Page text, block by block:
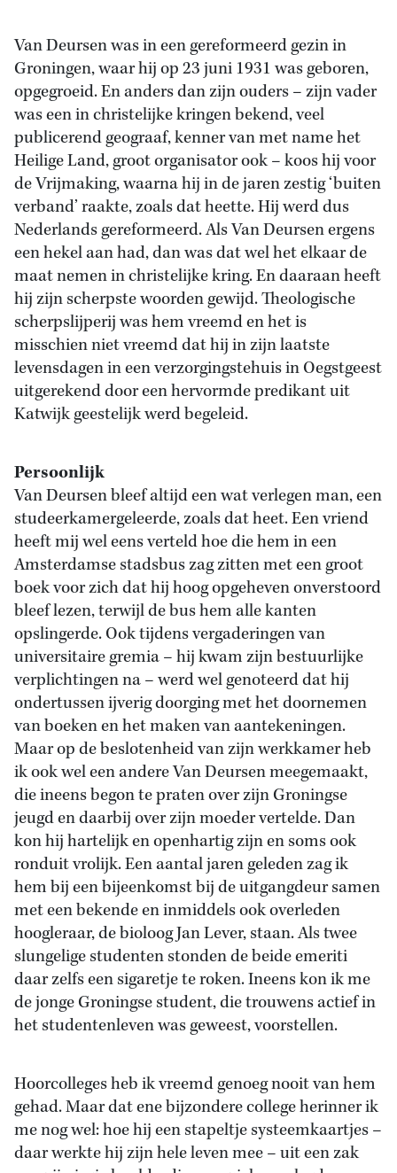
Van Deursen was in een gereformeerd gezin in
Groningen, waar hij op 23 juni 1931 was geboren,
opgegroeid. En anders dan zijn ouders – zijn vader
was een in christelijke kringen bekend, veel
publicerend geograaf, kenner van met name het
Heilige Land, groot organisator ook – koos hij voor
de Vrijmaking, waarna hij in de jaren zestig ‘buiten
verband’ raakte, zoals dat heette. Hij werd dus
Nederlands gereformeerd. Als Van Deursen ergens
een hekel aan had, dan was dat wel het elkaar de
maat nemen in christelijke kring. En daaraan heeft
hij zijn scherpste woorden gewijd. Theologische
scherpslijperij was hem vreemd en het is
misschien niet vreemd dat hij in zijn laatste
levensdagen in een verzorgingstehuis in Oegstgeest
uitgerekend door een hervormde predikant uit
Katwijk geestelijk werd begeleid.
Persoonlijk
Van Deursen bleef altijd een wat verlegen man, een
studeerkamergeleerde, zoals dat heet. Een vriend
heeft mij wel eens verteld hoe die hem in een
Amsterdamse stadsbus zag zitten met een groot
boek voor zich dat hij hoog opgeheven onverstoord
bleef lezen, terwijl de bus hem alle kanten
opslingerde. Ook tijdens vergaderingen van
universitaire gremia – hij kwam zijn bestuurlijke
verplichtingen na – werd wel genoteerd dat hij
ondertussen ijverig doorging met het doornemen
van boeken en het maken van aantekeningen.
Maar op de beslotenheid van zijn werkkamer heb
ik ook wel een andere Van Deursen meegemaakt,
die ineens begon te praten over zijn Groningse
jeugd en daarbij over zijn moeder vertelde. Dan
kon hij hartelijk en openhartig zijn en soms ook
ronduit vrolijk. Een aantal jaren geleden zag ik
hem bij een bijeenkomst bij de uitgangdeur samen
met een bekende en inmiddels ook overleden
hoogleraar, de bioloog Jan Lever, staan. Als twee
slungelige studenten stonden de beide emeriti
daar zelfs een sigaretje te roken. Ineens kon ik me
de jonge Groningse student, die trouwens actief in
het studentenleven was geweest, voorstellen.
Hoorcolleges heb ik vreemd genoeg nooit van hem
gehad. Maar dat ene bijzondere college herinner ik
me nog wel: hoe hij een stapeltje systeemkaartjes –
daar werkte hij zijn hele leven mee – uit een zak